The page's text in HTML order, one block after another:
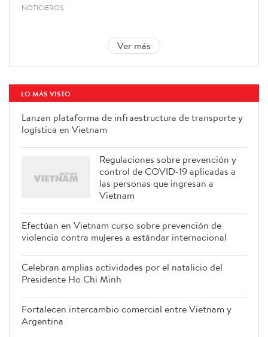
NOTICIEROS
Ver más
LO MÁS VISTO
Lanzan plataforma de infraestructura de transporte y
logística en Vietnam
Regulaciones sobre prevención y
control de COVID-19 aplicadas a
las personas que ingresan a
Vietnam
Efectúan en Vietnam curso sobre
prevención de violencia contra
Celebran amplias actividades por
el natalicio del Presidente Ho Chi
Minh